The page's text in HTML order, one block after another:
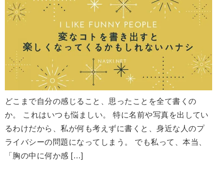
どこまで自分の感じること、思ったことを全て書くの
か。 これはいつも悩ましい。 特に名前や写真を出してい
るわけだから、私が何も考えずに書くと、身近な人のプ
ライバシーの問題になってしまう。 でも私って、本当、
「胸の中に何か感 […]